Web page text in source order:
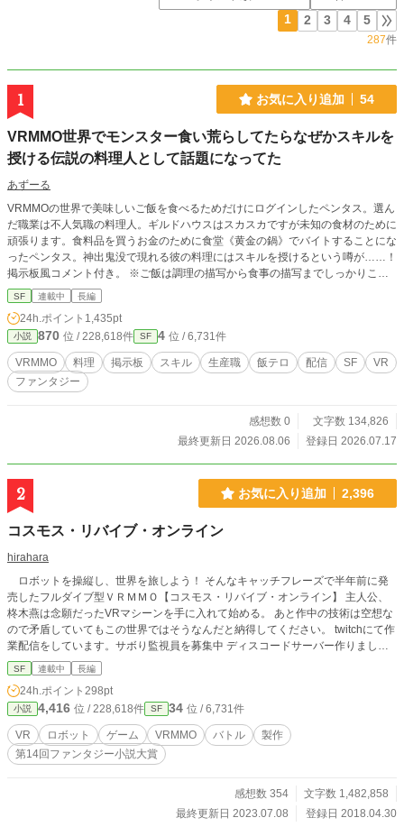
1 2 3 4 5
287件
1 お気に入り追加 54
VRMMO世界でモンスター食い荒らしてたらなぜかスキルを
授ける伝説の料理人として話題になってた
あずーる
VRMMOの世界で美味しいご飯を食べるためだけにログインしたペンタス。選ん
だ職業は不人気職の料理人。ギルドハウスはスカスカですが未知の食材のために
頑張ります。食料品を買うお金のために食堂《黄金の鍋》でバイトすることにな
ったペンタス。神出鬼没で現れる彼の料理にはスキルを授けるという噂が……！
掲示板風コメント付き。 ※ご飯は調理の描写から食事の描写までしっかりこっ
てり書いていますのでそこをお楽しみいただければ幸いです。
SF 連載中 長編
24h.ポイント 1,435pt
小説 870 位 / 228,618件 SF 4 位 / 6,731件
VRMMO 料理 掲示板 スキル 生産職 飯テロ 配信 SF
VR
ファンタジー
感想数 0
文字数 134,826
最終更新日 2026.08.06
登録日 2026.07.17
2 お気に入り追加 2,396
コスモス・リバイブ・オンライン
hirahara
ロボットを操縦し、世界を旅しよう！ そんなキャッチフレーズで半年前に発
売したフルダイブ型ＶＲＭＭＯ【コスモス・リバイブ・オンライン】 主人公、
柊木燕は念願だったVRマシーンを手に入れて始める。 あと作中の技術は空想な
ので矛盾していてもこの世界ではそうなんだと納得してください。 twitchにて作
業配信をしています。サボり監視員を募集中 ディスコードサーバー作りまし
た。近況ボードに招待コード貼っておきます
SF 連載中 長編
24h.ポイント 298pt
小説 4,416 位 / 228,618件 SF 34 位 / 6,731件
VR ロボット ゲーム VRMMO バトル
製作
第14回ファンタジー小説大賞
感想数 354
文字数 1,482,858
最終更新日 2023.07.08
登録日 2018.04.30